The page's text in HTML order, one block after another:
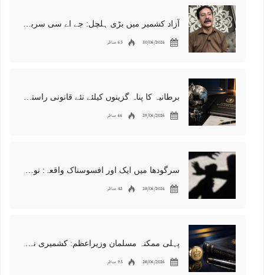
آزاد کشمیر میں بڑی ہلچل: جے اے سی سربراہ شوکت نواز میر کی گرفتاری، دھرنا جاری
30/06/2026 65 مناظر
برطانیہ کا پناہ گزینوں کیلئے نئے قانونی راستوں اور اسپانسر شپ نظام کا اعلان
29/06/2026 66 مناظر
سرگودھا میں ایک اور افسوسناک واقعہ: نوعمر لڑکے سے مبینہ زیادتی، مقدمہ درج
28/06/2026 42 مناظر
پہلی ممکنہ مسلمان وزیراعظم: کشمیری نژاد شبانہ محمود برطانیہ میں مقبول
28/06/2026 95 مناظر